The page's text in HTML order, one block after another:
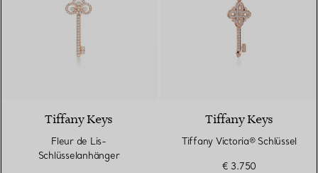
Tiffany Keys
Fleur de Lis-
Schlüsselanhänger
Tiffany Keys
Tiffany Victoria® Schlüssel
€ 3.750